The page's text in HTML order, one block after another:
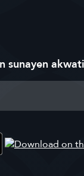
sunayen